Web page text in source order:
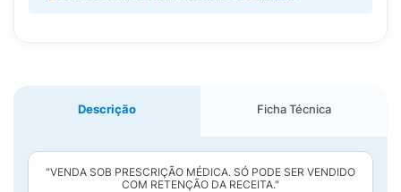
Descrição Ficha Técnica
"VENDA SOB PRESCRIÇÃO MÉDICA. SÓ PODE SER VENDIDO
COM RETENÇÃO DA RECEITA."